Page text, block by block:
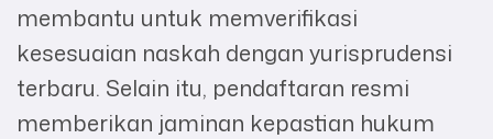
membantu untuk memverifikasi
kesesuaian naskah dengan yurisprudensi
terbaru. Selain itu, pendaftaran resmi
memberikan jaminan kepastian hukum